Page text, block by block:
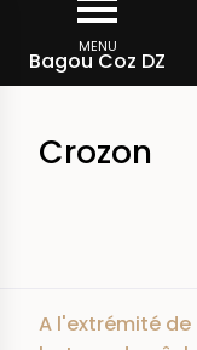
contenu
MENU
Bagou Coz DZ
d'Ariane
Accueil
Crozon
A l'extrémité de